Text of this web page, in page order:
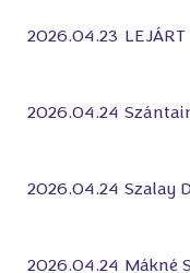
2026.04.23 LEJÁRT
2026.04.24
2026.04.24 Szalay
2026.04.24 Mákné